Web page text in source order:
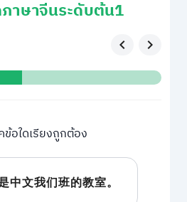
าษาจีนระดับต้น1
ข้อใดเรียงถูกต้อง
中文我们班的教室。